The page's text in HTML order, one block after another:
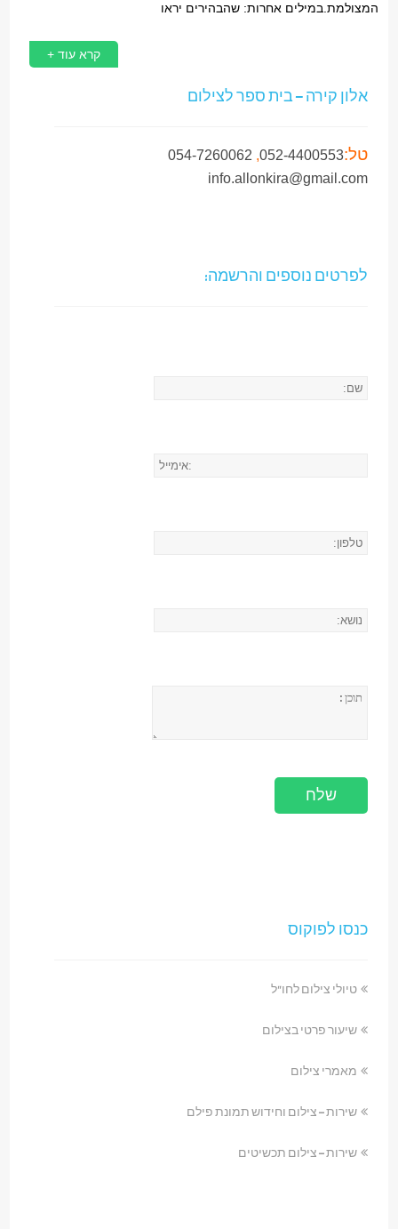
המצולמת.במילים אחרות: שהבהירים יראו
קרא עוד +
אלון קירה – בית ספר לצילום
טל:052-4400553
,
054-7260062
info.allonkira@gmail.com
לפרטים נוספים והרשמה:
כנסו לפוקוס
טיולי צילום לחו"ל
שיעור פרטי בצילום
מאמרי צילום
שירות – צילום וחידוש תמונת פילם
שירות – צילום תכשיטים